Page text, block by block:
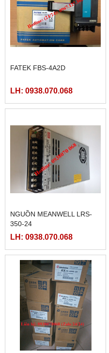
FATEK FBS-4A2D
LH: 0938.070.068
NGUỒN MEANWELL LRS-
350-24
LH: 0938.070.068